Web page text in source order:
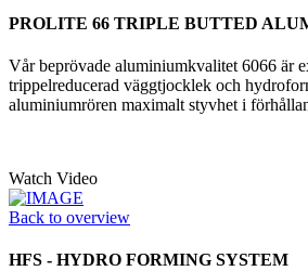
PROLITE 66 TRIPLE BUTTED
Vår beprövade aluminiumkvalitet 6066 är
trippelreducerad väggtjocklek och
aluminiumrören maximalt styvhet i
Watch Video
Back to overview
HFS - HYDRO FORMING SYSTEM